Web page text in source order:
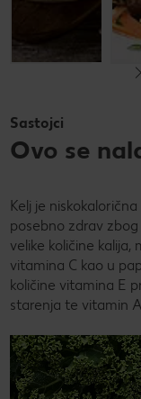
Sastojci
Ovo se
Kelj je
posebno zdrav
velike količine kalija,
vitamina C kao u
količine vitamina E
starenja te vitamin